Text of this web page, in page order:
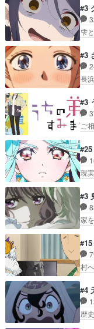
と
人
由
が
た
が
の
と
性
練
#3
雫
県
引
タ
ひ
外
ち
の
#3
長
な
的
ン
２
母
ン
設
#3
ご
家
ん
て
来
活
い
わ
現
レ
ラ
ク
は
の
い
で
#3
家
コ
く
人
と
守
ど
尽
村
ジ
れ
人
「
#4
歴